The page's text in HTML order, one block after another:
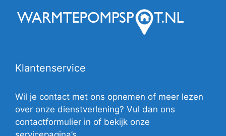
Klantenservice
Wil je contact met ons opnemen of meer lezen
over onze dienstverlening? Vul dan ons
contactformulier in of bekijk onze